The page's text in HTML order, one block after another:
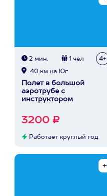
2 мин. 1 чел 4+
40 км на Юг
Полет в большой
аэротрубе с
инструктором
3200 ₽
Работает круглый год